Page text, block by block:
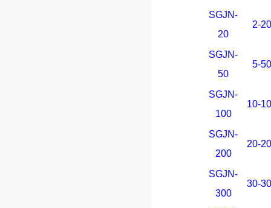
SGJN-
20
2-20
SGJN-
50
5-50
SGJN-
100
10-
SGJN-
200
20-
SGJN-
300
30-